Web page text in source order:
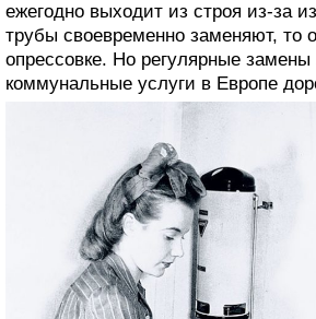
ежегодно выходит из строя из-за
трубы своевременно заменяют, то
опрессовке. Но регулярные замены
коммунальные услуги в Европе